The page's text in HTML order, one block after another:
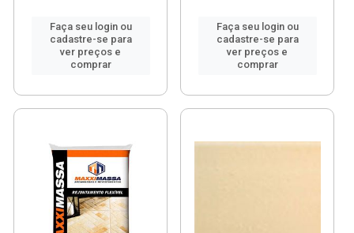
Faça seu login ou
cadastre-se para
ver preços e
comprar
Faça seu login ou
cadastre-se para
ver preços e
comprar